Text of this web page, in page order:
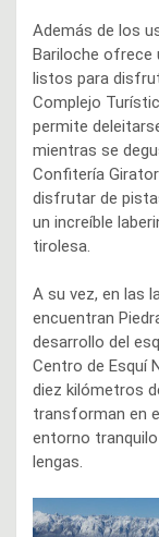
Además de los
Bariloche ofrece
listos para
Complejo
permite
mientras se
Confitería
disfrutar de
un increíble
tirolesa.
A su vez, en las
encuentran
desarrollo del
Centro de Esquí
diez kilómetros
transforman en
entorno
lengas.